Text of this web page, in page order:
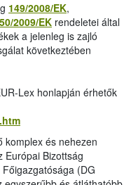
149/2008/EK,
2009/EK rendeletei által
a jelenleg is zajló
következtében
Lex honlapján érhetők
komplex és nehezen
Európai Bizottság
(DG